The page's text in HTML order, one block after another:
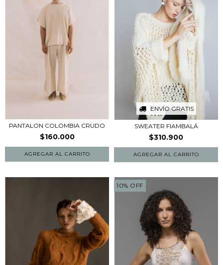
PANTALON COLOMBIA CRUDO
$160.000
AGREGAR AL CARRITO
ENVÍO GRATIS
SWEATER FIAMBALÁ
$310.900
10% OFF